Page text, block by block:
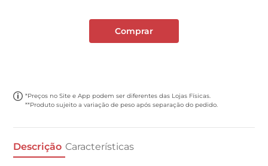
Comprar
*Preços no Site e App podem ser diferentes das Lojas Físicas.
**Produto sujeito a variação de peso após separação do pedido.
Descrição Características